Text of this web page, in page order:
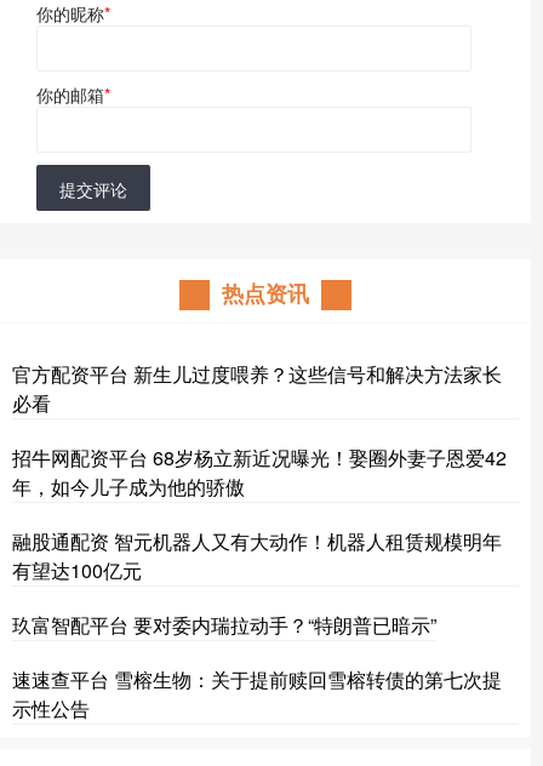
你的昵称*
你的邮箱*
提交评论
热点资讯
官方配资平台 新生儿过度喂养？这些信号和解决方法家长
必看
招牛网配资平台 68岁杨立新近况曝光！娶圈外妻子恩爱42
年，如今儿子成为他的骄傲
融股通配资 智元机器人又有大动作！机器人租赁规模明年
有望达100亿元
玖富智配平台 要对委内瑞拉动手？“特朗普已暗示”
速速查平台 雪榕生物：关于提前赎回雪榕转债的第七次提
示性公告